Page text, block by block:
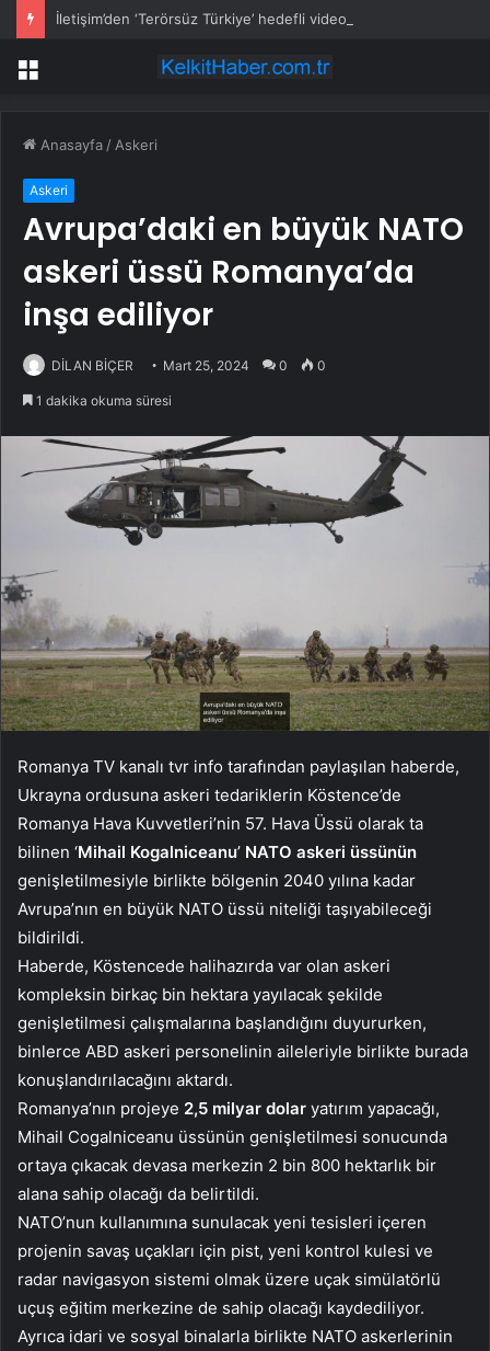
İletişim’den ‘Terörsüz Türkiye’ hedefli videolu paylaşım
Menü
Anasayfa /Askeri
Askeri
Avrupa’daki en büyük NATO
askeri üssü Romanya’da
inşa ediliyor
DİLAN BİÇER Mart 25, 2024 0 0
1 dakika okuma süresi
Romanya TV kanalı tvr info tarafından paylaşılan haberde,
Ukrayna ordusuna askeri tedariklerin Köstence’de
Romanya Hava Kuvvetleri’nin 57. Hava Üssü olarak ta
bilinen ‘Mihail Kogalniceanu’ NATO askeri üssünün
genişletilmesiyle birlikte bölgenin 2040 yılına kadar
Avrupa’nın en büyük NATO üssü niteliği taşıyabileceği
bildirildi.
Haberde, Köstencede halihazırda var olan askeri
kompleksin birkaç bin hektara yayılacak şekilde
genişletilmesi çalışmalarına başlandığını duyururken,
binlerce ABD askeri personelinin aileleriyle birlikte burada
konuşlandırılacağını aktardı.
Romanya’nın projeye 2,5 milyar dolar yatırım yapacağı,
Mihail Cogalniceanu üssünün genişletilmesi sonucunda
ortaya çıkacak devasa merkezin 2 bin 800 hektarlık bir
alana sahip olacağı da belirtildi.
NATO’nun kullanımına sunulacak yeni tesisleri içeren
projenin savaş uçakları için pist, yeni kontrol kulesi ve
radar navigasyon sistemi olmak üzere uçak simülatörlü
uçuş eğitim merkezine de sahip olacağı kaydediliyor.
Ayrıca idari ve sosyal binalarla birlikte NATO askerlerinin